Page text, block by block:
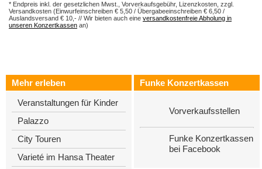
* Endpreis inkl. der gesetzlichen Mwst., Vorverkaufsgebühr, Lizenzkosten, zzgl.
Versandkosten (Einwurfeinschreiben € 5,50 / Übergabeeinschreiben € 6,50 /
Auslandsversand € 10,- // Wir bieten auch eine versandkostenfreie Abholung in
unseren Konzertkassen an)
Mehr erleben
Veranstaltungen für Kinder
Palazzo
City Touren
Varieté im Hansa Theater
Funke Konzertkassen
Vorverkaufsstellen
Funke Konzertkassen
bei Facebook